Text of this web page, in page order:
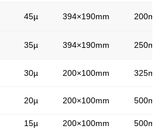
45µ 394×190mm 200m
35µ 394×190mm 250m
30µ 200×100mm 325m
20µ 200×100mm 500m
15µ 200×100mm 500m